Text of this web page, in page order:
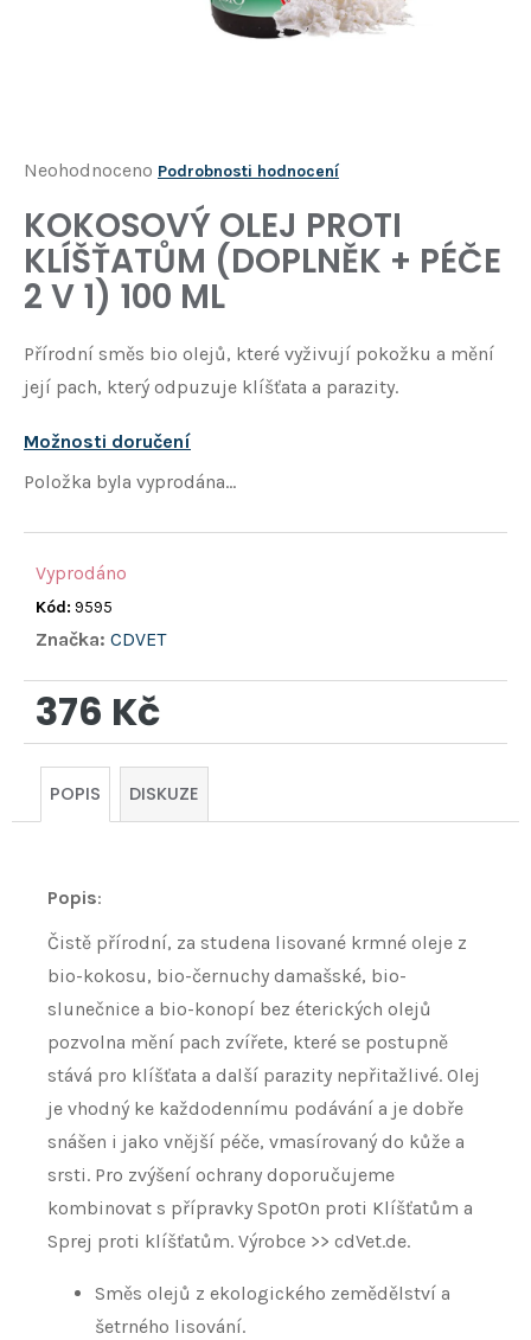
Průměrné
produktu
je
0,0
5
hvězdiček.
Neohodnoceno Podrobnosti hodnocení
KOKOSOVÝ OLEJ PROTI
KLÍŠŤATŮM (DOPLNĚK + PÉČE
2 V 1) 100 ML
Přírodní směs bio olejů, které vyživují pokožku a mění
její pach, který odpuzuje klíšťata a parazity.
Možnosti doručení
Položka byla vyprodána…
Vyprodáno
Kód: 9595
Značka: CDVET
376 Kč
Měrná
POPIS DISKUZE
Popis:
Čistě přírodní, za studena lisované krmné oleje z
bio-kokosu, bio-černuchy damašské, bio-
slunečnice a bio-konopí bez éterických olejů
pozvolna mění pach zvířete, které se postupně
stává pro klíšťata a další parazity nepřitažlivé. Olej
je vhodný ke každodennímu podávání a je dobře
snášen i jako vnější péče, vmasírovaný do kůže a
srsti. Pro zvýšení ochrany doporučujeme
kombinovat s přípravky SpotOn proti Klíšťatům a
Sprej proti klíšťatům. Výrobce >> cdVet.de.
Směs olejů z ekologického zemědělství a
šetrného lisování.
D
o
p
o
u
č
u
j
e
m